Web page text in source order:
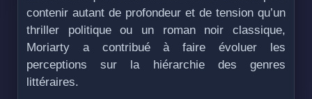
contenir autant de profondeur et de tension qu’un
thriller politique ou un roman noir classique,
Moriarty a contribué à faire évoluer les
perceptions sur la hiérarchie des genres
littéraires.